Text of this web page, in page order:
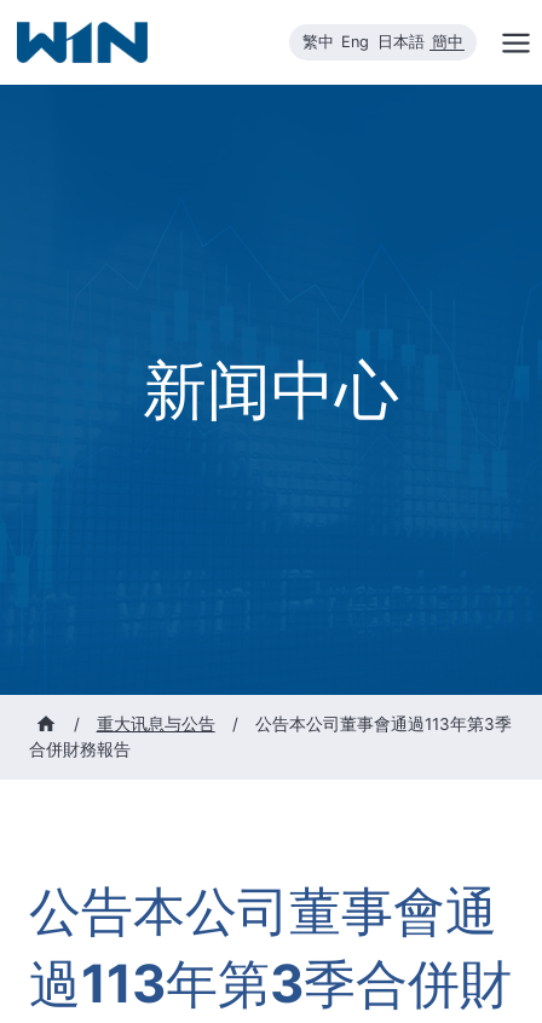
内
繁中 Eng 日本語 簡中
新闻中心
/ 重大讯息与公告 /
公告本公司董事會通過113年第3季
合併財務報告
公告本公司董事會通
過113年第3季合併財